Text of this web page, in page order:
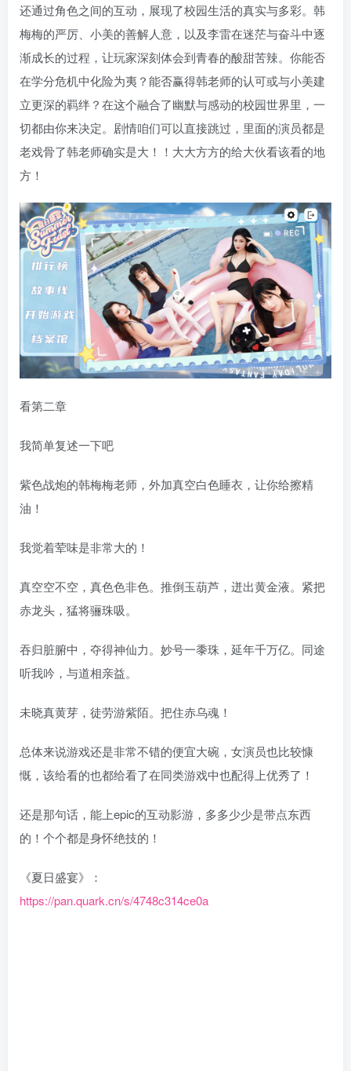
还通过角色之间的互动，展现了校园生活的真实与多彩。韩
梅梅的严厉、小美的善解人意，以及李雷在迷茫与奋斗中逐
渐成长的过程，让玩家深刻体会到青春的酸甜苦辣。你能否
在学分危机中化险为夷？能否赢得韩老师的认可或与小美建
立更深的羁绊？在这个融合了幽默与感动的校园世界里，一
切都由你来决定。剧情咱们可以直接跳过，里面的演员都是
老戏骨了韩老师确实是大！！大大方方的给大伙看该看的地
方！
看第二章
我简单复述一下吧
紫色战炮的韩梅梅老师，外加真空白色睡衣，让你给擦精
油！
我觉着荤味是非常大的！
真空空不空，真色色非色。推倒玉葫芦，迸出黄金液。紧把
赤龙头，猛将骊珠吸。
吞归脏腑中，夺得神仙力。妙号一黍珠，延年千万亿。同途
听我吟，与道相亲益。
未晓真黄芽，徒劳游紫陌。把住赤乌魂！
总体来说游戏还是非常不错的便宜大碗，女演员也比较慷
慨，该给看的也都给看了在同类游戏中也配得上优秀了！
还是那句话，能上epic的互动影游，多多少少是带点东西
的！个个都是身怀绝技的！
《夏日盛宴》：
https://pan.quark.cn/s/4748c314ce0a